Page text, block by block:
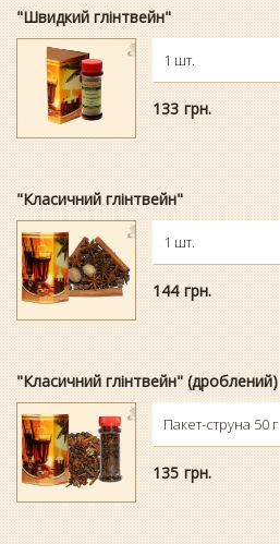
"Швидкий глінтвейн"
1 шт.
133 гpн.
"Класичний глінтвейн"
1 шт.
144 гpн.
"Класичний глінтвейн" (дроблений)
Пакет-струна 50 г
135 гpн.